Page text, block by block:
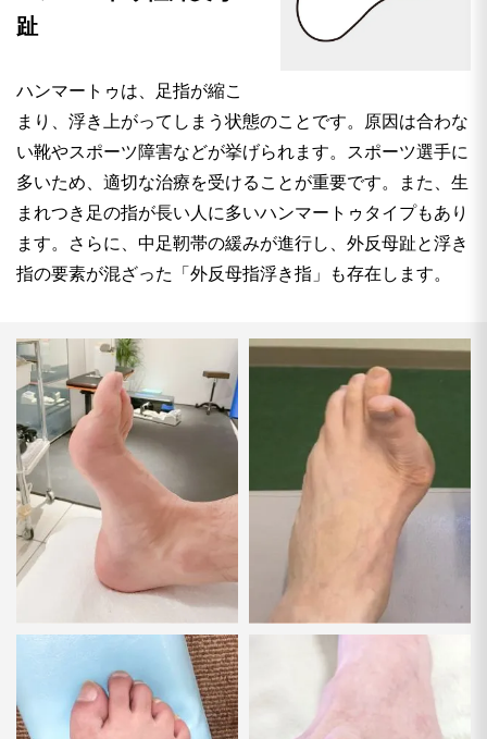
趾
ハンマートゥは、足指が縮こ
まり、浮き上がってしまう状態のことです。原因は合わな
い靴やスポーツ障害などが挙げられます。スポーツ選手に
多いため、適切な治療を受けることが重要です。また、生
まれつき足の指が長い人に多いハンマートゥタイプもあり
ます。さらに、中足靭帯の緩みが進行し、外反母趾と浮き
指の要素が混ざった「外反母指浮き指」も存在します。